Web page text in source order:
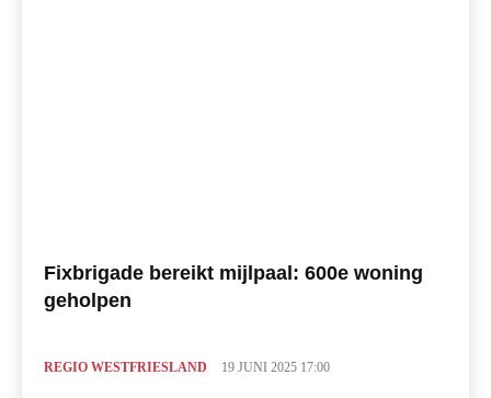
Fixbrigade bereikt mijlpaal: 600e woning
geholpen
REGIO WESTFRIESLAND 19 JUNI 2025 17:00